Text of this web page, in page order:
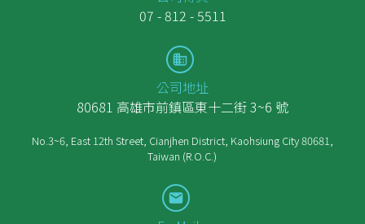
07 - 812 - 5511
公司地址
80681 高雄市前鎮區東十二街 3~6 號
No.3~6, East 12th Street, Cianjhen District, Kaohsiung City 80681,
Taiwan (R.O.C.)